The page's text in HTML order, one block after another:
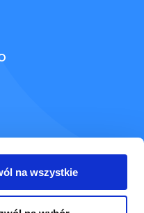
na wszystkie